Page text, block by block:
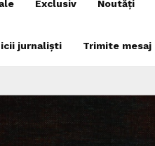
Exclusiv Noutăți
jurnaliști Trimite mesaj